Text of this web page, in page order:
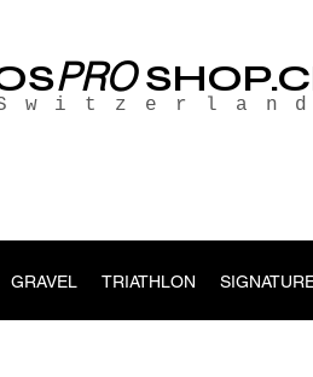
PRO
GRAVEL TRIATHLON